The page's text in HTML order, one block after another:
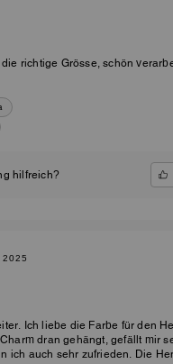
richtige Grösse, schön
hilfreich?
Ich liebe die Farbe für den
dran gehängt, gefällt mir
ich auch sehr zufrieden. Die